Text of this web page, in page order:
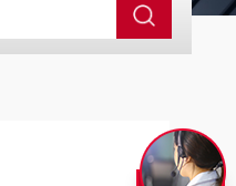
抗体标记试剂盒 G1064